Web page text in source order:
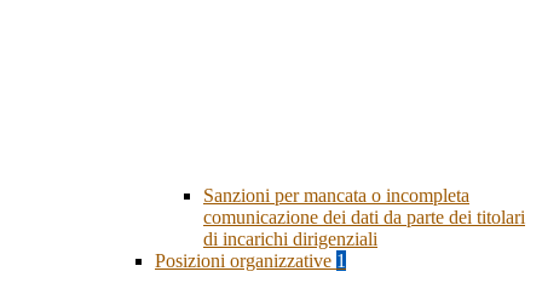
Sanzioni per mancata o incompleta
comunicazione dei dati da parte dei titolari
di incarichi dirigenziali
Posizioni organizzative 1